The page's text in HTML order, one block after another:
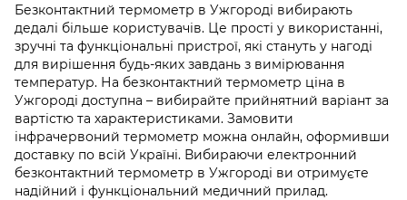
Безконтактний термометр в Ужгороді вибирають
дедалі більше користувачів. Це прості у використанні,
зручні та функціональні пристрої, які стануть у нагоді
для вирішення будь-яких завдань з вимірювання
температур. На безконтактний термометр ціна в
Ужгороді доступна – вибирайте прийнятний варіант за
вартістю та характеристиками. Замовити
інфрачервоний термометр можна онлайн, оформивши
доставку по всій Україні. Вибираючи електронний
безконтактний термометр в Ужгороді ви отримуєте
надійний і функціональний медичний прилад.